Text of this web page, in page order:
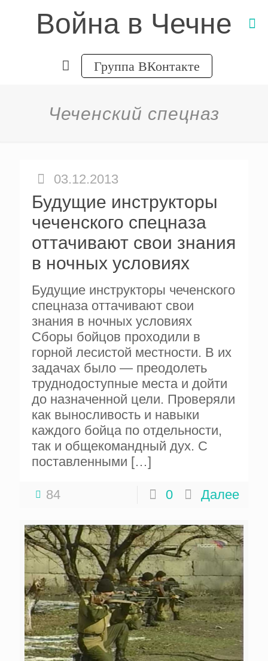
Война в Чечне
Группа ВКонтакте
Чеченский спецназ
03.12.2013
Будущие инструкторы
чеченского спецназа
оттачивают свои знания
в ночных условиях
Будущие инструкторы чеченского
спецназа оттачивают свои
знания в ночных условиях
Сборы бойцов проходили в
горной лесистой местности. В их
задачах было — преодолеть
труднодоступные места и дойти
до назначенной цели. Проверяли
как выносливость и навыки
каждого бойца по отдельности,
так и общекомандный дух. С
поставленными […]
84 0 Далее